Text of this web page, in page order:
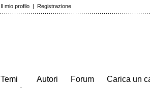
Il mio profilo | Registrazione
Temi
Autori
Forum
Carica un